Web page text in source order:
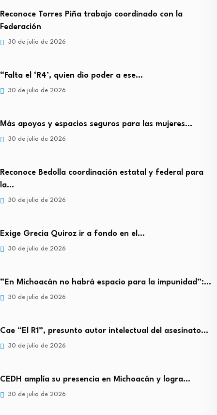
Reconoce Torres Piña trabajo coordinado con la
Federación
30 de julio de 2026
“Falta el ‘R4’, quien dio poder a ese…
30 de julio de 2026
Más apoyos y espacios seguros para las mujeres…
30 de julio de 2026
Reconoce Bedolla coordinación estatal y federal para
la…
30 de julio de 2026
Exige Grecia Quiroz ir a fondo en el…
30 de julio de 2026
“En Michoacán no habrá espacio para la impunidad”:…
30 de julio de 2026
Cae “El R1”, presunto autor intelectual del asesinato…
30 de julio de 2026
CEDH amplía su presencia en Michoacán y logra…
30 de julio de 2026